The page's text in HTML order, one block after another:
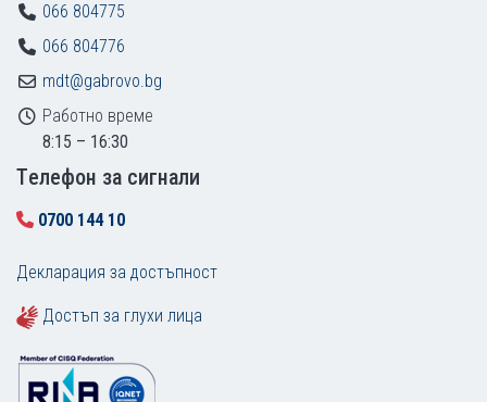
066 804775
066 804776
mdt@gabrovo.bg
Работно време
8:15 – 16:30
Tелефон за сигнали
0700 144 10
Декларация за достъпност
Достъп за глухи лица